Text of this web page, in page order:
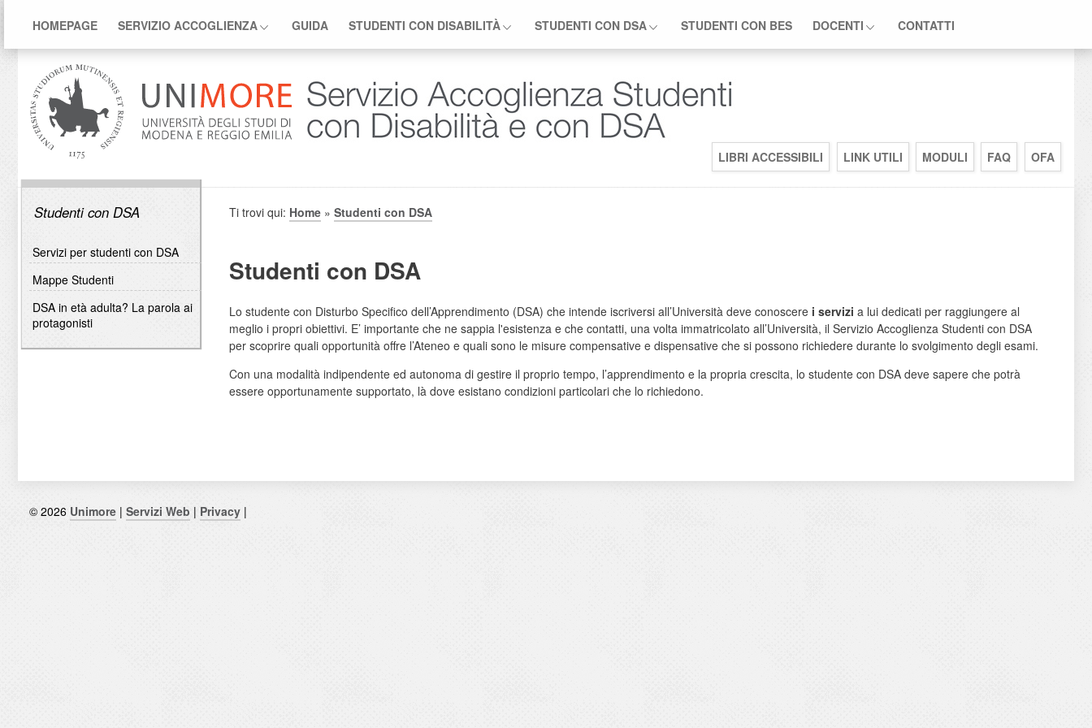
HOMEPAGE SERVIZIO ACCOGLIENZA GUIDA STUDENTI CON DISABILITÀ STUDENTI CON DSA STUDENTI CON BES DOCENTI CONTATTI
LIBRI ACCESSIBILI LINK UTILI MODULI FAQ OFA
Studenti con DSA
Servizi per studenti con DSA
Mappe Studenti
DSA in età adulta? La parola ai
protagonisti
Ti trovi qui: Home » Studenti con DSA
Studenti con DSA
Lo studente con Disturbo Specifico dell’Apprendimento (DSA) che intende iscriversi all’Università deve conoscere i servizi a lui dedicati per raggiungere al
meglio i propri obiettivi. E’ importante che ne sappia l'esistenza e che contatti, una volta immatricolato all’Università, il Servizio Accoglienza Studenti con DSA
per scoprire quali opportunità offre l’Ateneo e quali sono le misure compensative e dispensative che si possono richiedere durante lo svolgimento degli esami.
Con una modalità indipendente ed autonoma di gestire il proprio tempo, l’apprendimento e la propria crescita, lo studente con DSA deve sapere che potrà
essere opportunamente supportato, là dove esistano condizioni particolari che lo richiedono.
© 2026 Unimore | Servizi Web | Privacy |